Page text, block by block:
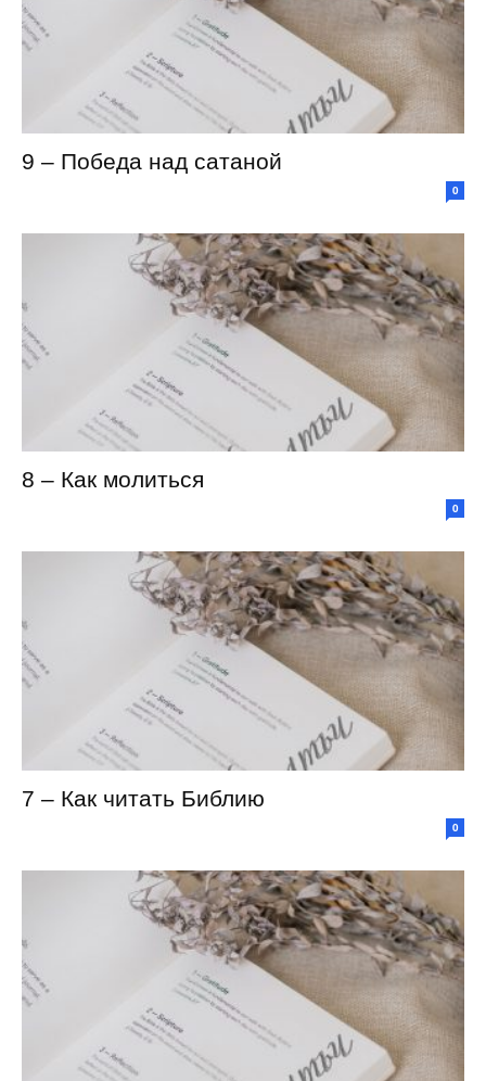
9 – Победа над сатаной
0
8 – Как молиться
0
7 – Как читать Библию
0